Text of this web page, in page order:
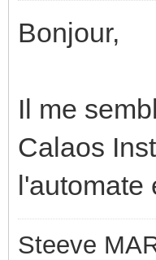
Bonjour,
Il me
Calaos
l'automate
Steeve